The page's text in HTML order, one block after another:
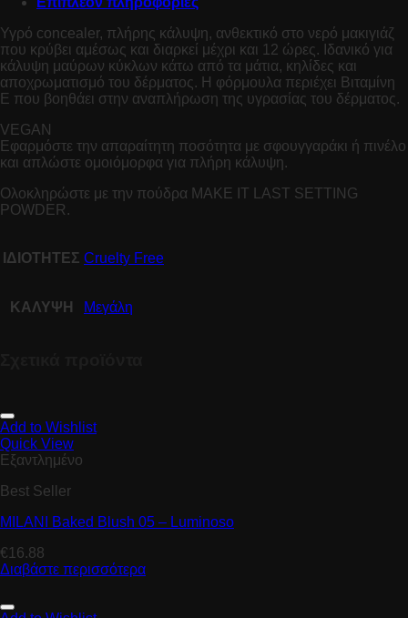
Υγρό concealer, πλήρης κάλυψη, ανθεκτικό στο νερό μακιγιάζ
που κρύβει αμέσως και διαρκεί μέχρι και 12 ώρες. Ιδανικό για
κάλυψη μαύρων κύκλων κάτω από τα μάτια, κηλίδες και
αποχρωματισμό του δέρματος. Η φόρμουλα περιέχει Βιταμίνη
Ε που βοηθάει στην αναπλήρωση της υγρασίας του δέρματος.
VEGAN
Εφαρμόστε την απαραίτητη ποσότητα με σφουγγαράκι ή πινέλο
και απλώστε ομοιόμορφα για πλήρη κάλυψη.
Ολοκληρώστε με την πούδρα MAKE IT LAST SETTING
POWDER.
ΙΔΙΟΤΗΤΕΣ Cruelty Free
ΚΑΛΥΨΗ Μεγάλη
Add to Wishlist
Quick View
Εξαντλημένο
Best Seller
MILANI Baked Blush 05 – Luminoso
€16.88
Διαβάστε περισσότερα